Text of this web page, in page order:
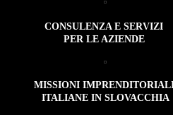
CONSULENZA E SERVIZI
PER LE AZIENDE
MISSIONI
ITALIANE IN SLOVACCHIA